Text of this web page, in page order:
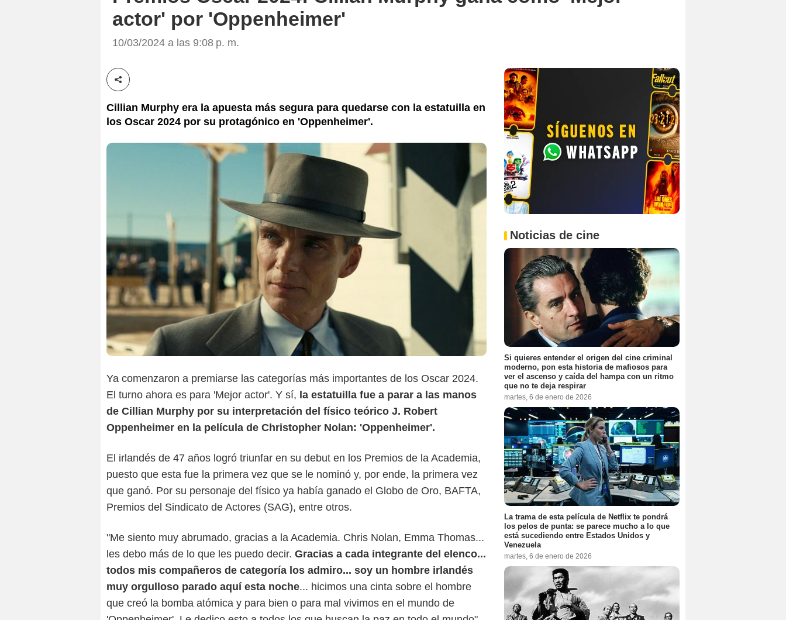
actor' por 'Oppenheimer'
10/03/2024 a las 9:08 p. m.
Compartir esta noticia
Cillian Murphy era la apuesta más segura para quedarse con la estatuilla en
los Oscar 2024 por su protagónico en 'Oppenheimer'.
Ya comenzaron a premiarse las categorías más importantes de los Oscar 2024.
El turno ahora es para 'Mejor actor'. Y sí, la estatuilla fue a parar a las manos
de Cillian Murphy por su interpretación del físico teórico J. Robert
Oppenheimer en la película de Christopher Nolan: 'Oppenheimer'.
El irlandés de 47 años logró triunfar en su debut en los Premios de la Academia,
puesto que esta fue la primera vez que se le nominó y, por ende, la primera vez
que ganó. Por su personaje del físico ya había ganado el Globo de Oro, BAFTA,
Premios del Sindicato de Actores (SAG), entre otros.
"Me siento muy abrumado, gracias a la Academia. Chris Nolan, Emma Thomas...
les debo más de lo que les puedo decir. Gracias a cada integrante del elenco...
todos mis compañeros de categoría los admiro... soy un hombre irlandés
muy orgulloso parado aquí esta noche... hicimos una cinta sobre el hombre
que creó la bomba atómica y para bien o para mal vivimos en el mundo de
Noticias de cine
Si quieres entender el origen del cine criminal
moderno, pon esta historia de mafiosos para
ver el ascenso y caída del hampa con un ritmo
que no te deja respirar
martes, 6 de enero de 2026
La trama de esta película de Netflix te pondrá
los pelos de punta: se parece mucho a lo que
está sucediendo entre Estados Unidos y
Venezuela
martes, 6 de enero de 2026